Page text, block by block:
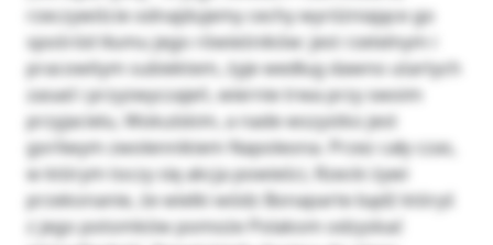
rzeczywiście odnajdujemy cechy wyróżniające go
spośród tłumu jego rówieśników: jest rzetelnym i
pracowitym subiektem, żyje według dawno utartych
zasad i przyzwyczajeń, wiernie trwa przy swoim
przyjacielu, Wokulskim, a nade wszystko jest
gorliwym zwolennikiem Napoleona. Przez cały czas,
w którym toczy się akcja powieści, Rzecki żywi
przekonanie, że wielki wódz Bonaparte bądź któryś
z jego potomków pomoże Polakom odzyskać